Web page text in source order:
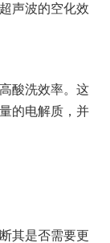
声波的空化效
酸洗效率。这
的电解质，并
其是否需要更